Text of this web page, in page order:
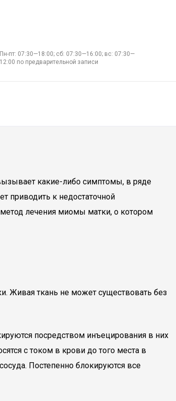
Пн-пт: 07:30—18:00; сб: 07:30—16:00; вс: 07:30—
12:00 по предварительной записи
какие-либо симптомы, в ряде
приводить к недостаточной
лечения миомы матки, о котором
Живая ткань не может существовать без
посредством инъецирования в них
с током в крови до того места в
Постепенно блокируются все